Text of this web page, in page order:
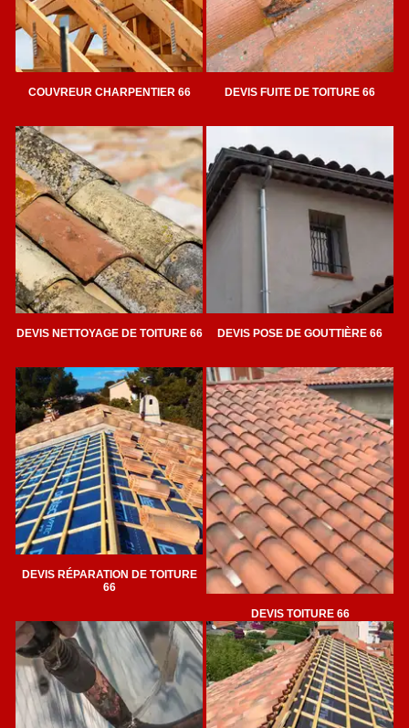
COUVREUR CHARPENTIER 66 DEVIS FUITE DE TOITURE 66
DEVIS NETTOYAGE DE TOITURE 66 DEVIS POSE DE GOUTTIÈRE 66
DEVIS RÉPARATION DE TOITURE
66
DEVIS TOITURE 66